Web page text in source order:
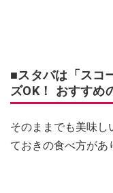
■スタバは「スコ
ズOK！ おすすめ
そのままでも美味し
ておきの食べ方があ